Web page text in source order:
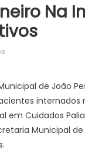
Na
Isabel
é
pioneiro
na
de João
internados
Cuidados
Municipal